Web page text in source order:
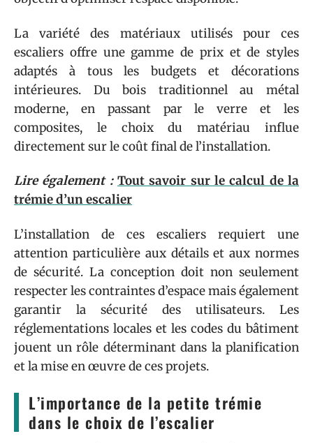
La variété des matériaux utilisés pour ces
escaliers offre une gamme de prix et de styles
adaptés à tous les budgets et décorations
intérieures. Du bois traditionnel au métal
moderne, en passant par le verre et les
composites, le choix du matériau influe
directement sur le coût final de l’installation.
Lire également : Tout savoir sur le calcul de la
trémie d’un escalier
L’installation de ces escaliers requiert une
attention particulière aux détails et aux normes
de sécurité. La conception doit non seulement
respecter les contraintes d’espace mais également
garantir la sécurité des utilisateurs. Les
réglementations locales et les codes du bâtiment
jouent un rôle déterminant dans la planification
et la mise en œuvre de ces projets.
L’importance de la petite trémie
dans le choix de l’escalier